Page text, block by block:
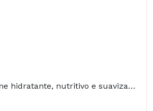
A-DERMA Creme hidratante, nutritivo e suavizante para a pele delicada e frágil de toda a família. Embalagem de 150 ml